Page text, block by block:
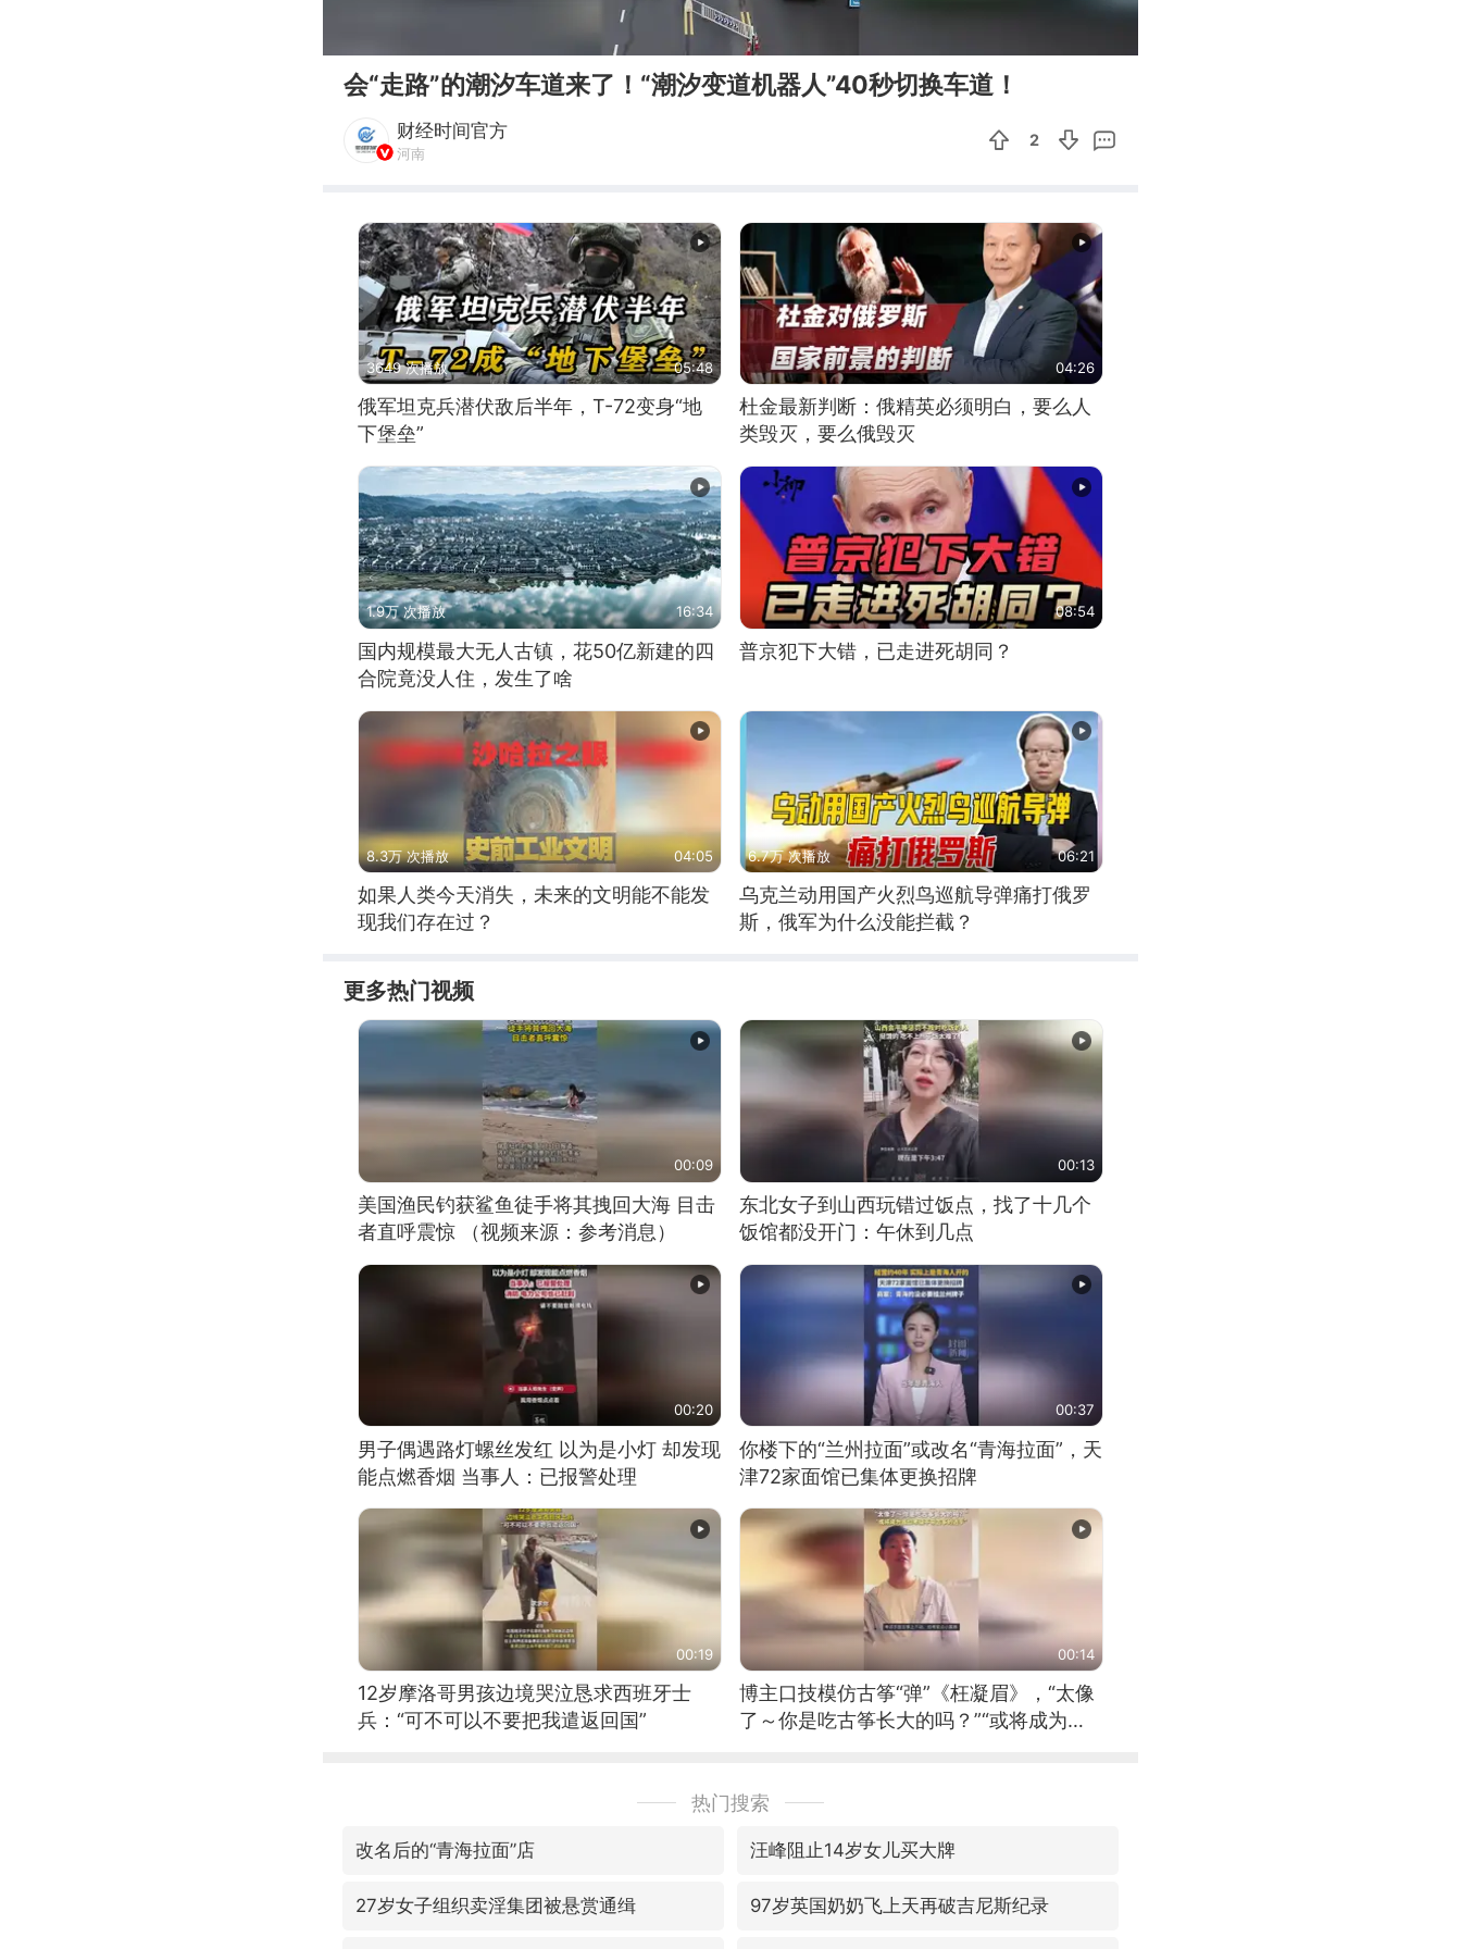
会“走路”的潮汐车道来了！“潮汐变道机器人”40秒切换车道！
财经时间官方
河南
2
3649 次播放 05:48
俄军坦克兵潜伏敌后半年，T-72变身“地
下堡垒”
04:26
杜金最新判断：俄精英必须明白，要么人
类毁灭，要么俄毁灭
1.9万 次播放 16:34
国内规模最大无人古镇，花50亿新建的四
合院竟没人住，发生了啥
08:54
普京犯下大错，已走进死胡同？
8.3万 次播放 04:05
如果人类今天消失，未来的文明能不能发
现我们存在过？
6.7万 次播放 06:21
乌克兰动用国产火烈鸟巡航导弹痛打俄罗
斯，俄军为什么没能拦截？
更多热门视频
00:09
美国渔民钓获鲨鱼徒手将其拽回大海 目击
者直呼震惊 （视频来源：参考消息）
00:13
东北女子到山西玩错过饭点，找了十几个
饭馆都没开门：午休到几点
00:20
男子偶遇路灯螺丝发红 以为是小灯 却发现
能点燃香烟 当事人：已报警处理
00:37
你楼下的“兰州拉面”或改名“青海拉面”，天
津72家面馆已集体更换招牌
00:19
12岁摩洛哥男孩边境哭泣恳求西班牙士
兵：“可不可以不要把我遣返回国”
00:14
博主口技模仿古筝“弹”《枉凝眉》，“太像
了～你是吃古筝长大的吗？”“或将成为首
热门搜索
改名后的“青海拉面”店 汪峰阻止14岁女儿买大牌
27岁女子组织卖淫集团被悬赏通缉 97岁英国奶奶飞上天再破吉尼斯纪录